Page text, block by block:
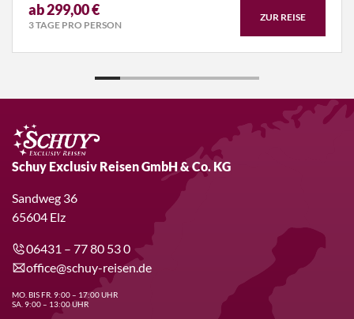
ab 299,00 €
3 TAGE PRO PERSON
ZUR REISE
Schuy Exclusiv Reisen GmbH & Co. KG
Sandweg 36
65604 Elz
06431 – 77 80 53 0
office@schuy-reisen.de
MO. BIS FR. 9:00 – 17:00 UHR
SA. 9:00 – 13:00 UHR